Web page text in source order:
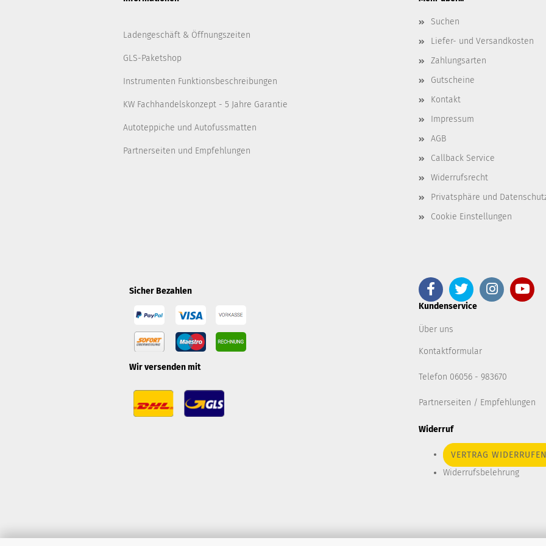
Ladengeschäft & Öffnungszeiten
GLS-Paketshop
Instrumenten Funktionsbeschreibungen
KW Fachhandelskonzept - 5 Jahre Garantie
Autoteppiche und Autofussmatten
Partnerseiten und Empfehlungen
Suchen
Liefer- und Versandkosten
Zahlungsarten
Gutscheine
Kontakt
Impressum
AGB
Callback Service
Widerrufsrecht
Privatsphäre und
Cookie Einstellungen
Sicher Bezahlen
Wir versenden mit
Kundenservice
Über uns
Kontaktformular
Telefon 06056 - 983670
Partnerseiten / Empfehlungen
Widerruf
VERTRAG
Widerrufsbelehrung